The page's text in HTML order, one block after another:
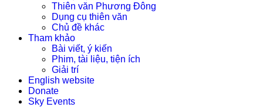
Thiên văn Phương Đông
Dụng cụ thiên văn
Chủ đề khác
Tham khảo
Bài viết, ý kiến
Phim, tài liệu, tiện ích
Giải trí
English website
Donate
Sky Events